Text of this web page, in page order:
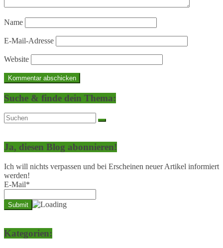
Name
E-Mail-Adresse
Website
Suche & finde dein Thema:
Ja, diesen Blog abonnieren!
Ich will nichts verpassen und bei Erscheinen neuer Artikel informiert
werden!
E-Mail*
Kategorien: